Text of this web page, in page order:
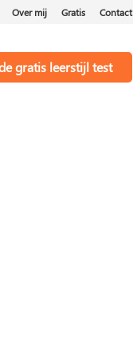
Over mij Gratis Contact
gratis leerstijl test